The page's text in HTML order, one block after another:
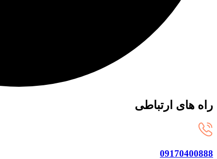
راه های ارتباطی
09170400888